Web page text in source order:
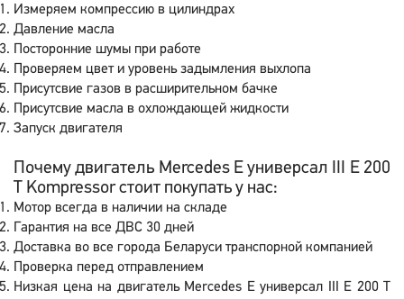
Измеряем компрессию в цилиндрах
Давление масла
Посторонние шумы при работе
Проверяем цвет и уровень задымления выхлопа
Присутсвие газов в расширительном бачке
Присутсвие масла в охлождающей жидкости
Запуск двигателя
Почему двигатель Mercedes E универсал III E 200
T Kompressor стоит покупать у нас:
Мотор всегда в наличии на складе
Гарантия на все ДВС 30 дней
Доставка во все города Беларуси транспорной компанией
Проверка перед отправлением
Низкая цена на двигатель Mercedes E универсал III E 200 T